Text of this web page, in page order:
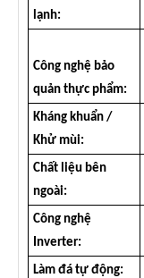
lạnh:
Công nghệ bảo
quản thực phẩm:
Kháng khuẩn /
Khử mùi:
Chất liệu bên
ngoài:
Công nghệ
Inverter:
Làm đá tự động: